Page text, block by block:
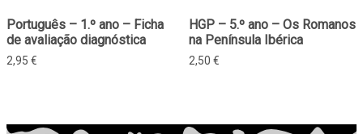
Português – 1.º ano – Ficha
de avaliação diagnóstica
2,95 €
HGP – 5.º ano – Os Romanos
na Península Ibérica
2,50 €